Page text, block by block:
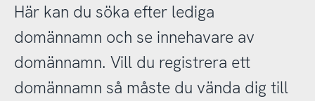
Här kan du söka efter lediga
domännamn och se innehavare av
domännamn. Vill du registrera ett
domännamn så måste du vända dig till